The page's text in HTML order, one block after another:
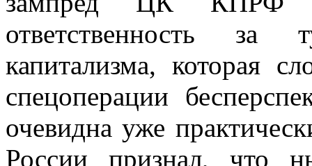
ответственность за
капитализма, которая
спецоперации
очевидна уже
России признал, что